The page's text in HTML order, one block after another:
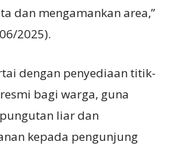
dan mengamankan area,”
2025).
dengan penyediaan titik-
bagi warga, guna
liar dan
kepada pengunjung